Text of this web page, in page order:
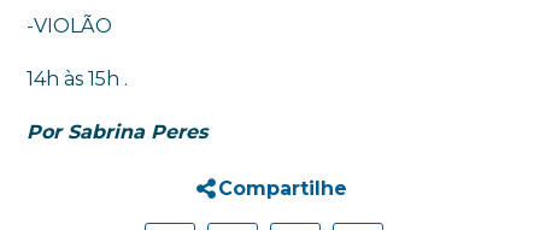
-VIOLÃO
14h às 15h .
Por Sabrina Peres
Compartilhe